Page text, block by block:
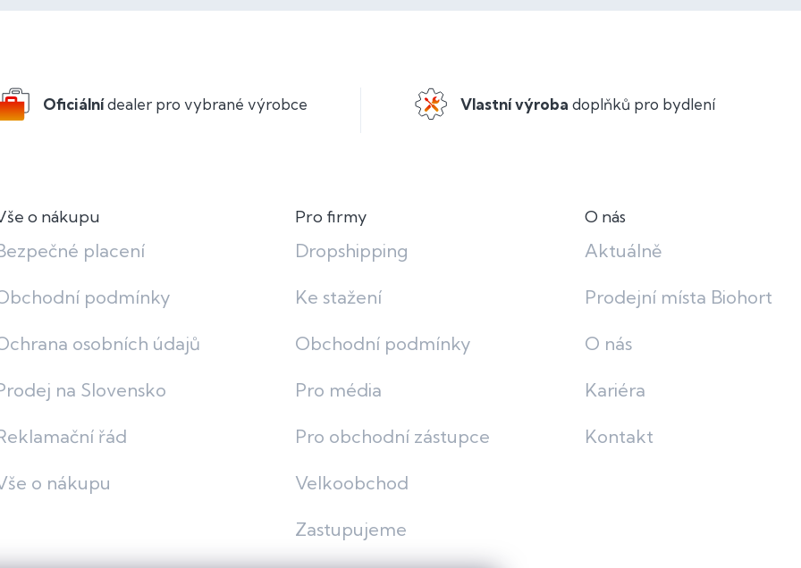
a
s
Oficiálnídealer pro vybrané výrobce Vlastní výroba doplňků pro bydlení
o nákupu
placení
podmínky
osobních údajů
na Slovensko
řád
o nákupu
Pro firmy
Dropshipping
Ke stažení
Obchodní podmínky
Pro média
Pro obchodní zástupce
Velkoobchod
Zastupujeme
O nás
Aktuálně
Prodejní místa Biohort
O nás
Kariéra
Kontakt